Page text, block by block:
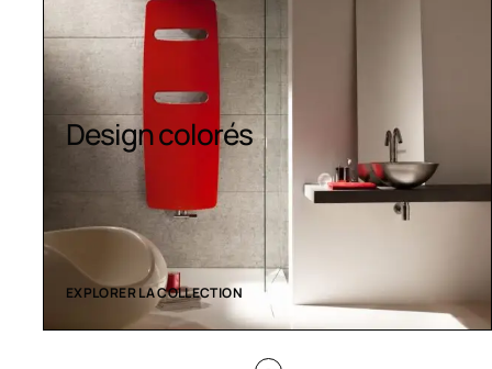
Sèche-serviettes
contemporains
EXPLORER LA COLLECTION